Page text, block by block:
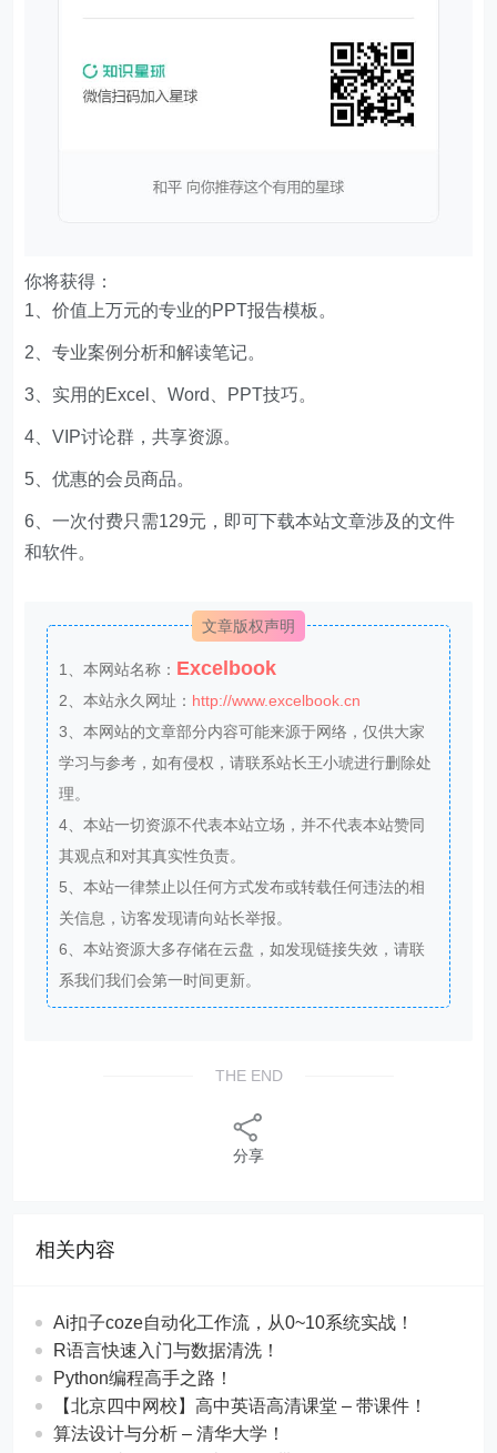
你将获得：
1、价值上万元的专业的PPT报告模板。
2、专业案例分析和解读笔记。
3、实用的Excel、Word、PPT技巧。
4、VIP讨论群，共享资源。
5、优惠的会员商品。
6、一次付费只需129元，即可下载本站文章涉及的文件
和软件。
文章版权声明
1、本网站名称： Excelbook
2、本站永久网址： http://www.excelbook.cn
3、本网站的文章部分内容可能来源于网络，仅供大家
学习与参考，如有侵权，请联系站长王小琥进行删除处
理。
4、本站一切资源不代表本站立场，并不代表本站赞同
其观点和对其真实性负责。
5、本站一律禁止以任何方式发布或转载任何违法的相
关信息，访客发现请向站长举报。
6、本站资源大多存储在云盘，如发现链接失效，请联
系我们我们会第一时间更新。
THE END
分享
相关内容
Ai扣子coze自动化工作流，从0~10系统实战！
R语言快速入门与数据清洗！
Python编程高手之路！
【北京四中网校】高中英语高清课堂 – 带课件！
算法设计与分析 – 清华大学！